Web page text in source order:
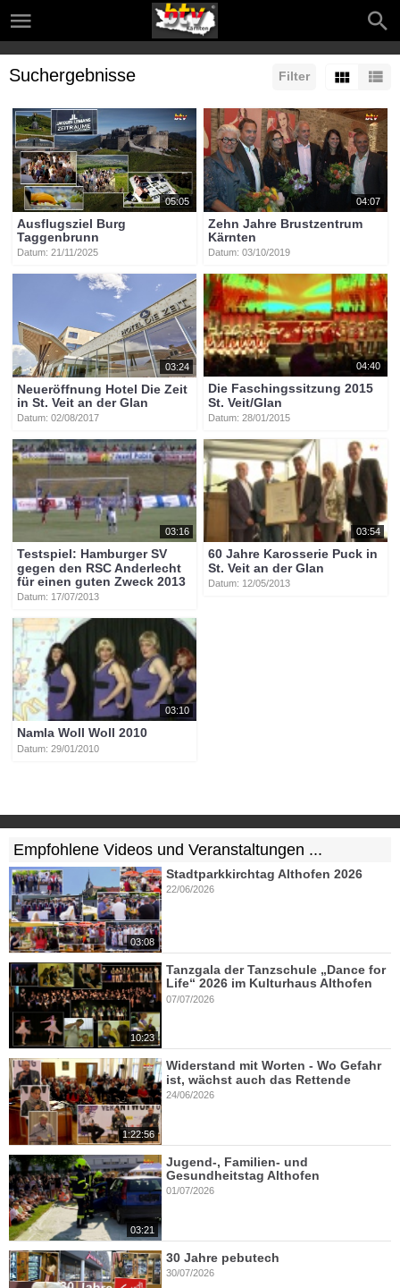
Filter
Suchergebnisse
05:05
Ausflugsziel Burg
Taggenbrunn
Datum: 21/11/2025
04:07
Zehn Jahre Brustzentrum
Kärnten
Datum: 03/10/2019
03:24
Neueröffnung Hotel Die Zeit
in St. Veit an der Glan
Datum: 02/08/2017
04:40
Die Faschingssitzung 2015
St. Veit/Glan
Datum: 28/01/2015
03:16
Testspiel: Hamburger SV
gegen den RSC Anderlecht
für einen guten Zweck 2013
Datum: 17/07/2013
03:54
60 Jahre Karosserie Puck in
St. Veit an der Glan
Datum: 12/05/2013
03:10
Namla Woll Woll 2010
Datum: 29/01/2010
Empfohlene Videos und Veranstaltungen ...
03:08
Stadtparkkirchtag Althofen 2026
22/06/2026
10:23
Tanzgala der Tanzschule „Dance for
Life“ 2026 im Kulturhaus Althofen
07/07/2026
1:22:56
Widerstand mit Worten - Wo Gefahr
ist, wächst auch das Rettende
24/06/2026
03:21
Jugend-, Familien- und
Gesundheitstag Althofen
01/07/2026
30 Jahre pebutech
30/07/2026